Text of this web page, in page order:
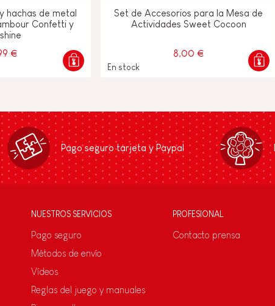
hachas de metal
Confetti y
€
Set de Accesorios para la Mesa de
Actividades Sweet Cocoon
8,00 €
En stock
Pago seguro tarjeta y Paypal
NUESTROS SERVICIOS
Pago seguro
Métodos de envío
Vídeos
Reglas del juego y manuales
PROFESIONAL
Contacto prensa